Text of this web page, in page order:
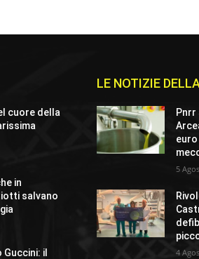
cuore della
in
salvano
il
LE NOTIZIE
Pnrr
5
4